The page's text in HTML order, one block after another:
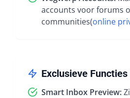
accounts voor forums
communities(online
Exclusieve Functies
Smart Inbox Preview: